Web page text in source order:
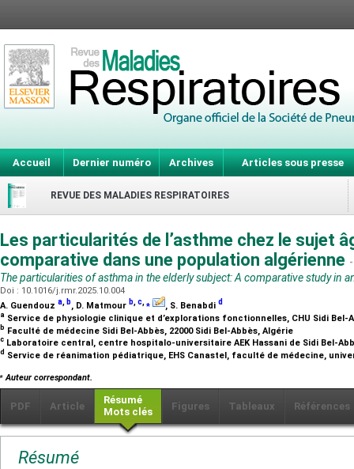
Accueil Dernier numéro Archives Articles sous presse
REVUE DES MALADIES RESPIRATOIRES
Les particularités de l’asthme chez le sujet
comparative dans une population algérienne
The particularities of asthma in the elderly subject: A comparative study in
Doi : 10.1016/j.rmr.2025.10.004
A. Guendouz a, b, D. Matmour b,c,⁎ , S. Benabdi d
a Service de physiologie clinique et d’explorations fonctionnelles, CHU Sidi Bel-
b Faculté de médecine Sidi Bel-Abbès, 22000 Sidi Bel-Abbès, Algérie
c Laboratoire central, centre hospitalo-universitaire AEK Hassani de Sidi Bel-
d Service de réanimation pédiatrique, EHS Canastel, faculté de médecine,
⁎ Auteur correspondant.
PDF Article
Résumé
Mots clés
Figures Tableaux Références
Résumé